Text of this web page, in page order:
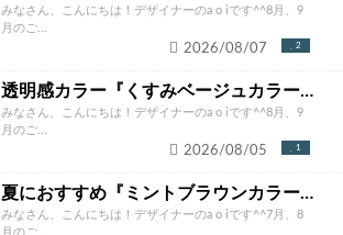
みなさん、こんにちは！デザイナーのa o iです^^8月、9
月のご...
2
2026/08/07
透明感カラー『くすみベージュカラー』【a o i】
みなさん、こんにちは！デザイナーのa o iです^^8月、9
月のご...
1
2026/08/05
夏におすすめ『ミントブラウンカラー』【a o i】
みなさん、こんにちは！デザイナーのa o iです^^7月、8
月のご...